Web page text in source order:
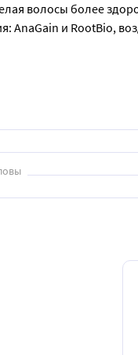
волосы более
AnaGain и RootBio,
пленки на коже